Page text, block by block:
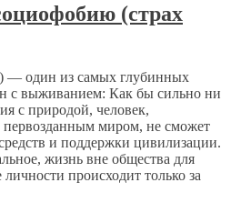
(страх
— один из самых глубинных
с выживанием: Как бы сильно ни
с природой, человек,
первозданным миром, не сможет
и поддержки цивилизации.
жизнь вне общества для
происходит только за